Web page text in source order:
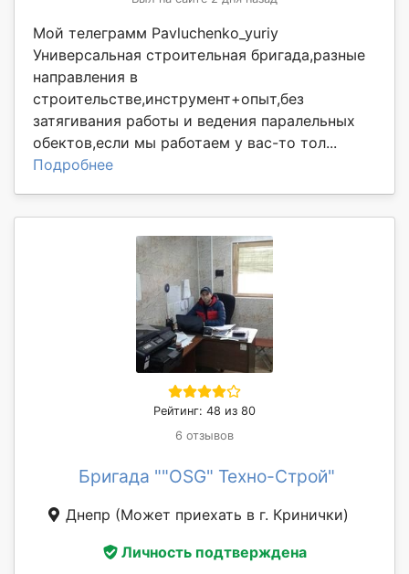
Мой телеграмм Pavluchenko_yuriy
Универсальная строительная бригада,разные
направления в
строительстве,инструмент+опыт,без
затягивания работы и ведения паралельных
обектов,если мы работаем у вас-то тол...
Подробнее
Рейтинг: 48 из 80
6 отзывов
Бригада ""OSG" Техно-Строй"
Днепр (Может приехать в г. Кринички)
Личность подтверждена